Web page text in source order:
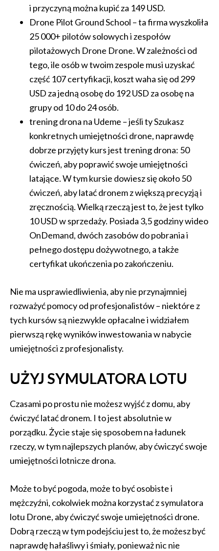
i przyczyną można kupić za 149 USD.
Drone Pilot Ground School – ta firma wyszkoliła
25 000+ pilotów solowych i zespołów
pilotażowych Drone Drone. W zależności od
tego, ile osób w twoim zespole musi uzyskać
część 107 certyfikacji, koszt waha się od 299
USD za jedną osobę do 192 USD za osobę na
grupy od 10 do 24 osób.
trening drona na Udeme – jeśli ty Szukasz
konkretnych umiejętności drone, naprawdę
dobrze przyjęty kurs jest trening drona: 50
ćwiczeń, aby poprawić swoje umiejętności
latające. W tym kursie dowiesz się około 50
ćwiczeń, aby latać dronem z większą precyzją i
zręcznością. Wielką rzeczą jest to, że jest tylko
10 USD w sprzedaży. Posiada 3,5 godziny wideo
OnDemand, dwóch zasobów do pobrania i
pełnego dostępu dożywotnego, a także
certyfikat ukończenia po zakończeniu.
Nie ma usprawiedliwienia, aby nie przynajmniej
rozważyć pomocy od profesjonalistów – niektóre z
tych kursów są niezwykle opłacalne i widziałem
pierwszą rękę wyników inwestowania w nabycie
umiejętności z profesjonalisty.
UŻYJ SYMULATORA LOTU
Czasami po prostu nie możesz wyjść z domu, aby
ćwiczyć latać dronem. I to jest absolutnie w
porządku. Życie staje się sposobem na ładunek
rzeczy, w tym najlepszych planów, aby ćwiczyć swoje
umiejętności lotnicze drona.
Może to być pogoda, może to być osobiste i
mężczyźni, cokolwiek można korzystać z symulatora
lotu Drone, aby ćwiczyć swoje umiejętności drone.
Dobrą rzeczą w tym podejściu jest to, że możesz być
naprawdę hałaśliwy i śmiały, ponieważ nic nie